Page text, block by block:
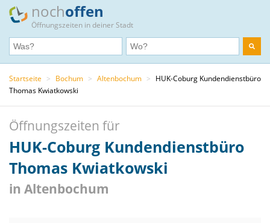
nochoffen
Öffnungszeiten in deiner Stadt
Startseite > Bochum > Altenbochum > HUK-Coburg Kundendienstbüro
Thomas Kwiatkowski
Öffnungszeiten für
HUK-Coburg Kundendienstbüro
Thomas Kwiatkowski
in Altenbochum